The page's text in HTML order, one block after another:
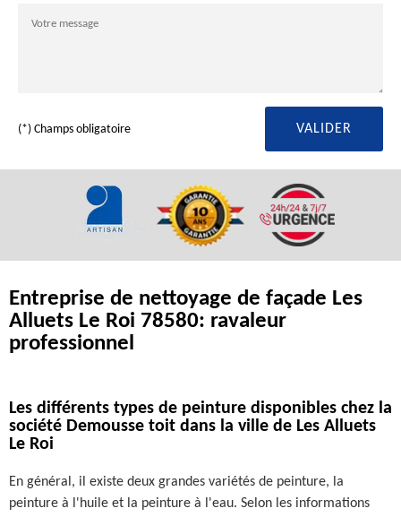
(*) Champs obligatoire
Entreprise de nettoyage de façade Les
Alluets Le Roi 78580: ravaleur
professionnel
Les différents types de peinture disponibles chez la
société Demousse toit dans la ville de Les Alluets
Le Roi
En général, il existe deux grandes variétés de peinture, la
peinture à l'huile et la peinture à l'eau. Selon les informations